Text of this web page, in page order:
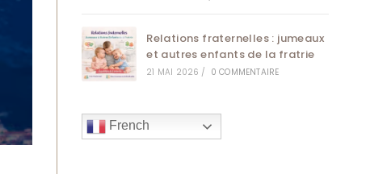
Relations fraternelles : jumeaux
et autres enfants de la fratrie
21 MAI 2026 / 0 COMMENTAIRE
French